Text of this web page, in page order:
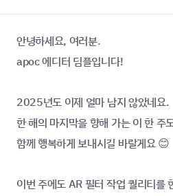
안녕하세요, 여러분.
apoc 에디터 딤플입니다!
2025년도 이제 얼마 남지 않았네요.
한 해의 마지막을 향해 가는 이 한 주
함께 행복하게 보내시길 바랄게요 😊
이번 주에도 AR 필터 작업 퀄리티를